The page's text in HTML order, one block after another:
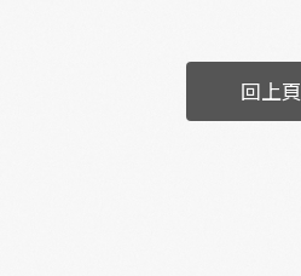
回上頁